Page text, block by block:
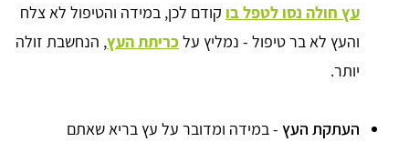
עץ חולה נסו לטפל בו קודם לכן, במידה והטיפול לא צלח
והעץ לא בר טיפול - נמליץ על כריתת העץ, הנחשבת זולה
יותר.
העתקת העץ - במידה ומדובר על עץ בריא שאתם